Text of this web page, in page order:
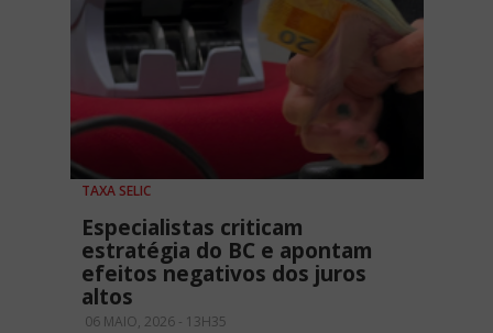
TAXA SELIC
Especialistas criticam
estratégia do BC e apontam
efeitos negativos dos juros
altos
06 MAIO, 2026 - 13H35